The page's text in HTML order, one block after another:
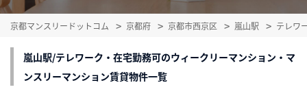
京都マンスリードットコム 京都府 京都市西京区 嵐山駅 テレワ
嵐山駅/テレワーク・在宅勤務可のウィークリーマンション・マ
ンスリーマンション賃貸物件一覧